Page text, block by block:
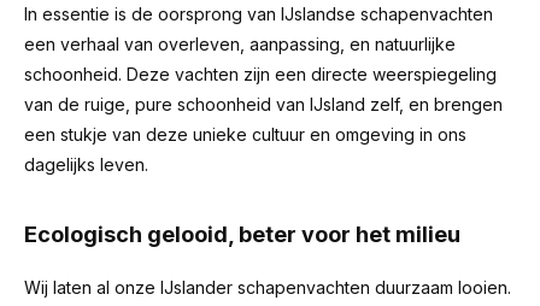
In essentie is de oorsprong van IJslandse schapenvachten
een verhaal van overleven, aanpassing, en natuurlijke
schoonheid. Deze vachten zijn een directe weerspiegeling
van de ruige, pure schoonheid van IJsland zelf, en brengen
een stukje van deze unieke cultuur en omgeving in ons
dagelijks leven.
Ecologisch gelooid, beter voor het milieu
Wij laten al onze IJslander schapenvachten duurzaam looien.